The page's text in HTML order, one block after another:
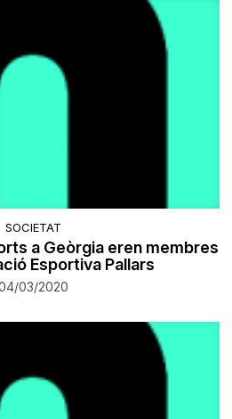
SOCIETAT
a Geòrgia eren membres
Esportiva Pallars
03/2020